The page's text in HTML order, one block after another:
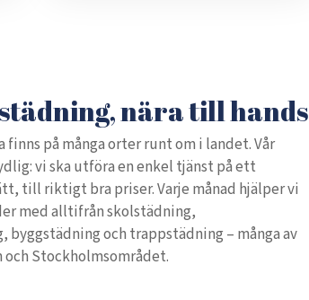
nära till hands
på många orter runt om i landet. Vår
vi ska utföra en enkel tjänst på ett
till riktigt bra priser. Varje månad hjälper vi
med alltifrån skolstädning,
och trappstädning – många av
Stockholmsområdet.